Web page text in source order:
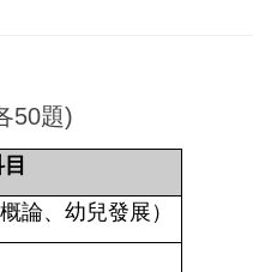
50題)
論、幼兒發展）